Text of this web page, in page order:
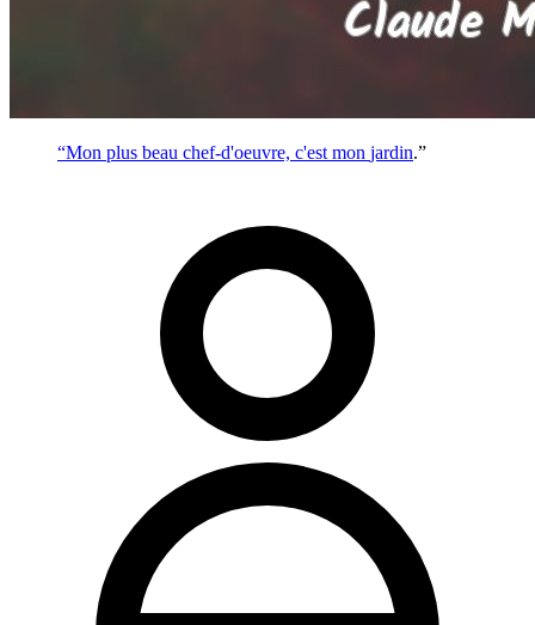
“Mon plus beau chef-d'oeuvre, c'est mon jardin.”